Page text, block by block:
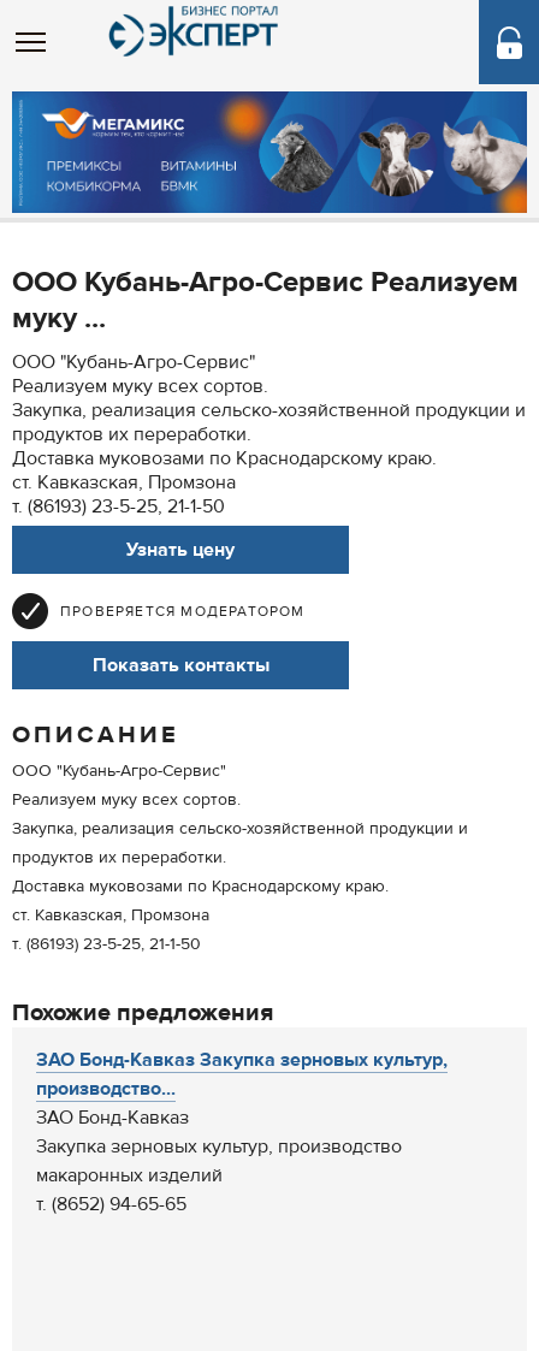
ООО Кубань-Агро-Сервис Реализуем
муку ...
ООО "Кубань-Агро-Сервис"
Реализуем муку всех сортов.
Закупка, реализация сельско-хозяйственной продукции и
продуктов их переработки.
Доставка муковозами по Краснодарскому краю.
ст. Кавказская, Промзона
т. (86193) 23-5-25, 21-1-50
Узнать цену
ПРОВЕРЯЕТСЯ МОДЕРАТОРОМ
Показать контакты
ОПИСАНИЕ
ООО "Кубань-Агро-Сервис"
Реализуем муку всех сортов.
Закупка, реализация сельско-хозяйственной продукции и
продуктов их переработки.
Доставка муковозами по Краснодарскому краю.
ст. Кавказская, Промзона
т. (86193) 23-5-25, 21-1-50
Похожие предложения
ЗАО Бонд-Кавказ Закупка зерновых культур,
производство...
ЗАО Бонд-Кавказ
Закупка зерновых культур, производство
макаронных изделий
т. (8652) 94-65-65